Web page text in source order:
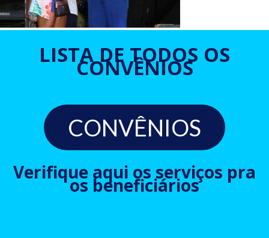
LISTA DE TODOS OS
CONVÊNIOS
CONVÊNIOS
Verifique aqui os serviços pra
os beneficiários